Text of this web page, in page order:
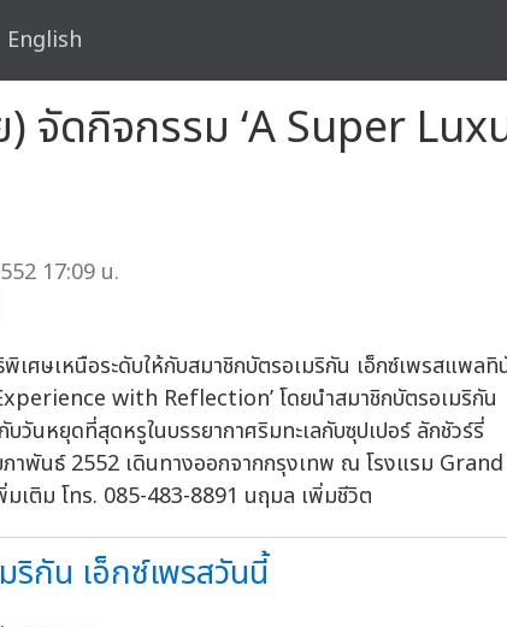
English
) จัดกิจกรรม ‘A Super
17:09 น.
เศษเหนือระดับให้กับสมาชิกบัตรอเมริกัน เอ็กซ์เพรสแพลทิ
with Reflection’ โดยนำสมาชิกบัตรอเมริกัน
นหยุดที่สุดหรูในบรรยากาศริมทะเลกับซุปเปอร์ ลักชัวร์รี่
าพันธ์ 2552 เดินทางออกจากกรุงเทพ ณ โรงแรม Grand
เติม โทร. 085-483-8891 นฤมล เพิ่มชีวิต
ริกัน เอ็กซ์เพรสวันนี้